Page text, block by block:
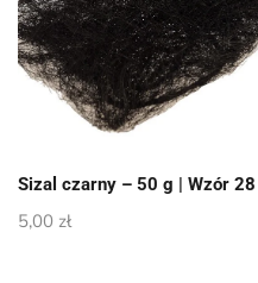
Sizal czarny – 50 g | Wzór 28
5,00 zł